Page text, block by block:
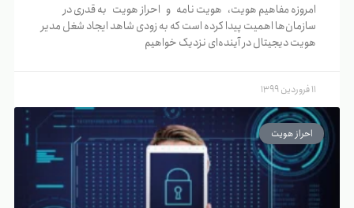
امروزه مفاهیم هویت، هویت نامه و احراز هویت به قدری در
سازمان‌ها اهمیت پیدا کرده است که به زودی شاهد ایجاد شغل مدیر
هویت دیجیتال در آینده‌ای نزدیک خواهیم
11 فروردین 1399
احراز هویت